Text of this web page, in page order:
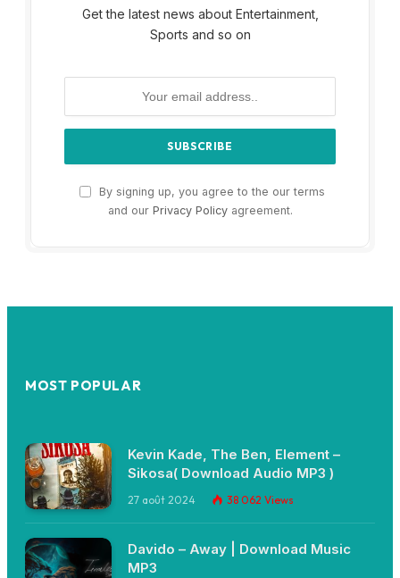
Get the latest news about Entertainment,
Sports and so on
By signing up, you agree to the our terms
and our Privacy Policyagreement.
MOST POPULAR
Kevin Kade, The Ben, Element –
Sikosa( Download Audio MP3 )
27 août 2024 38 062 Views
Davido – Away | Download Music
MP3